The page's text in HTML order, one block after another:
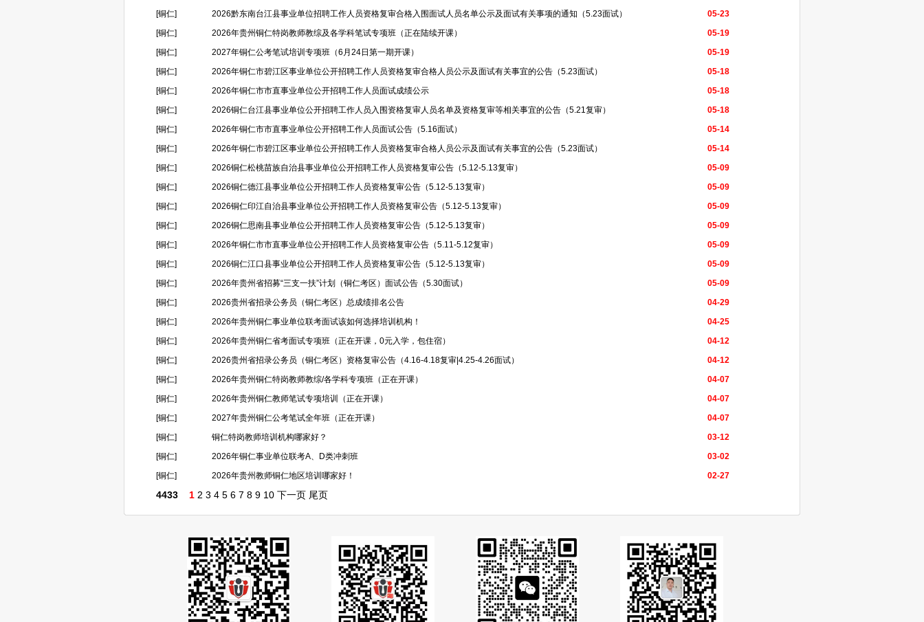
[铜仁] 2026黔东南台江县事业单位招聘工作人员资格复审合格入围面试人员名单公示及面试有关事项的通知（5.23面试）
05-23
[铜仁]
2026年贵州铜仁特岗教师教综及各学科笔试专项班（正在陆续开课）
05-19
[铜仁]
2027年铜仁公考笔试培训专项班（6月24日第一期开课）
05-19
[铜仁]
2026年铜仁市碧江区事业单位公开招聘工作人员资格复审合格人员公示及面试有关事宜的公告（5.23面试）
05-18
[铜仁]
2026年铜仁市市直事业单位公开招聘工作人员面试成绩公示
05-18
[铜仁]
2026铜仁台江县事业单位公开招聘工作人员入围资格复审人员名单及资格复审等相关事宜的公告（5.21复审）
05-18
[铜仁]
2026年铜仁市市直事业单位公开招聘工作人员面试公告（5.16面试）
05-14
[铜仁]
2026年铜仁市碧江区事业单位公开招聘工作人员资格复审合格人员公示及面试有关事宜的公告（5.23面试）
05-14
[铜仁]
2026铜仁松桃苗族自治县事业单位公开招聘工作人员资格复审公告（5.12-5.13复审）
05-09
[铜仁]
2026铜仁德江县事业单位公开招聘工作人员资格复审公告（5.12-5.13复审）
05-09
[铜仁]
2026铜仁印江自治县事业单位公开招聘工作人员资格复审公告（5.12-5.13复审）
05-09
[铜仁]
2026铜仁思南县事业单位公开招聘工作人员资格复审公告（5.12-5.13复审）
05-09
[铜仁]
2026年铜仁市市直事业单位公开招聘工作人员资格复审公告（5.11-5.12复审）
05-09
[铜仁]
2026铜仁江口县事业单位公开招聘工作人员资格复审公告（5.12-5.13复审）
05-09
[铜仁]
2026年贵州省招募“三支一扶”计划（铜仁考区）面试公告（5.30面试）
05-09
[铜仁]
2026贵州省招录公务员（铜仁考区）总成绩排名公告
04-29
[铜仁]
2026年贵州铜仁事业单位联考面试该如何选择培训机构！
04-25
[铜仁]
2026年贵州铜仁省考面试专项班（正在开课，0元入学，包住宿）
04-12
[铜仁]
2026贵州省招录公务员（铜仁考区）资格复审公告（4.16-4.18复审|4.25-4.26面试）
04-12
[铜仁]
2026年贵州铜仁特岗教师教综/各学科专项班（正在开课）
04-07
[铜仁]
2026年贵州铜仁教师笔试专项培训（正在开课）
04-07
[铜仁]
2027年贵州铜仁公考笔试全年班（正在开课）
04-07
[铜仁]
铜仁特岗教师培训机构哪家好？
03-12
[铜仁]
2026年铜仁事业单位联考A、D类冲刺班
03-02
[铜仁]
2026年贵州教师铜仁地区培训哪家好！ 02-27
4433 1 2 3 4 5 6 7 8 9 10 下一页 尾页